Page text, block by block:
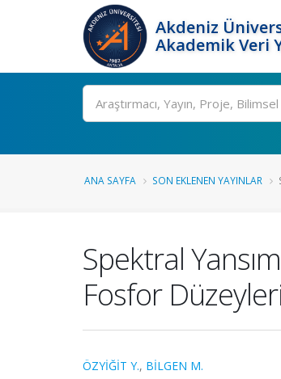
Akdeniz
Akademik Veri
Ara
ANA SAYFA SON EKLENEN YAYINLAR
Spektral
Fosfor
ÖZYİĞİT Y., BİLGEN M.